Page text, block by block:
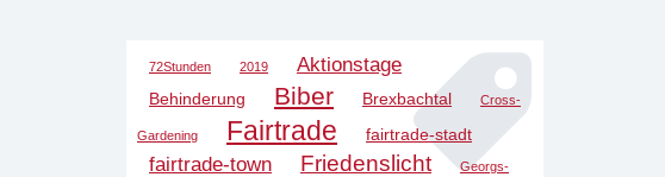
72Stunden 2019 Aktionstage
Behinderung Biber Brexbachtal Cross-
Gardening Fairtrade fairtrade-stadt
fairtrade-town Friedenslicht Georgs-